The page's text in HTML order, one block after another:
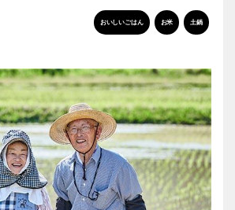
おいしいごはん お米 土鍋